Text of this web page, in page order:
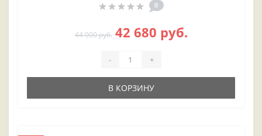
0
44 000 руб. 42 680 руб.
- +
В КОРЗИНУ